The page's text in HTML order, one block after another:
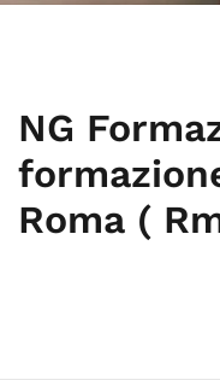
NG
Roma (